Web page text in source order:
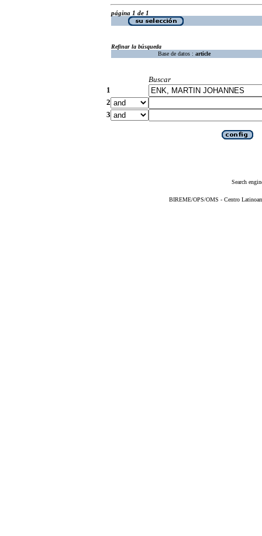
página 1 de 1
Refinar la búsqueda
Base de datos : article
Buscar
1
2
3
Search
BIREME/OPS/OMS - Centro